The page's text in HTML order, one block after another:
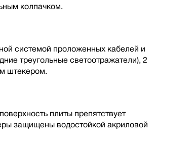
колпачком.
cистемой проложенных кабелей и
треугольные светоотражатели), 2
штекером.
плиты препятствует
защищены водостойкой акриловой